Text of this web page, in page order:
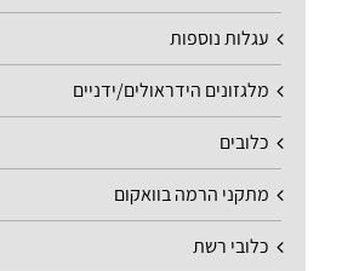
עגלות נוספות
מלגזונים הידראולים/ידניים
כלובים
מתקני הרמה בוואקום
כלובי רשת